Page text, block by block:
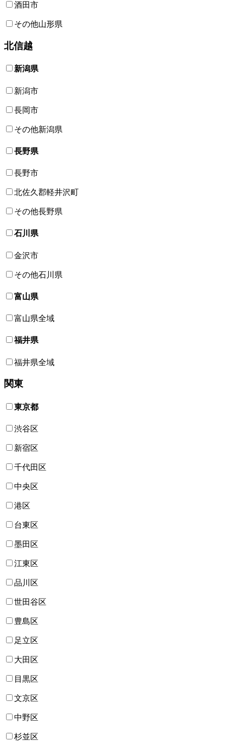
酒田市
その他山形県
北信越
新潟県
新潟市
長岡市
その他新潟県
長野県
長野市
北佐久郡軽井沢町
その他長野県
石川県
金沢市
その他石川県
富山県
富山県全域
福井県
福井県全域
関東
東京都
渋谷区
新宿区
千代田区
中央区
港区
台東区
墨田区
江東区
品川区
世田谷区
豊島区
足立区
大田区
目黒区
文京区
中野区
杉並区